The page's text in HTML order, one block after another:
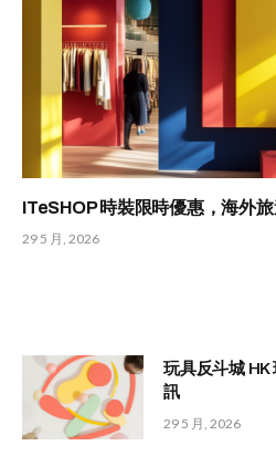
ITeSHOP 時裝限時優惠，海外
29 5 月, 2026
玩具反斗城 HK
訊
29 5 月, 2026